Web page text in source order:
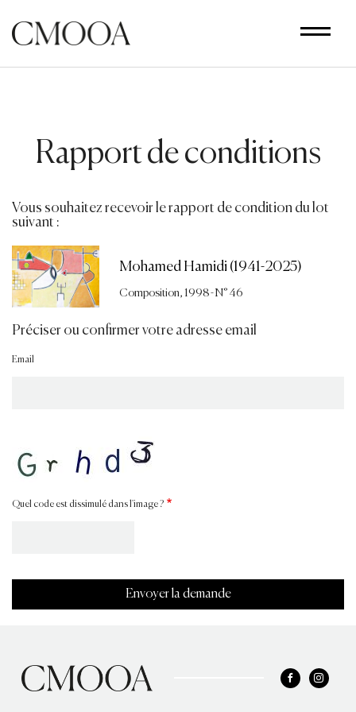
contenu
principal
Rapport de conditions
Vous souhaitez recevoir le rapport de condition du lot
suivant :
Mohamed Hamidi (1941-2025)
Composition, 1998 - N° 46
Préciser ou confirmer votre adresse email
Email
Quel code est dissimulé dans l'image ?